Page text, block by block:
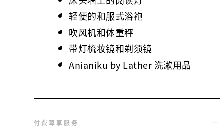
轻便的和服式浴袍
吹风机和体重秤
带灯梳妆镜和剃须镜
Anianiku by Lather 洗漱用品
付费尊享服务